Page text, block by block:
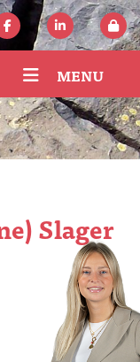
MENU
Slager